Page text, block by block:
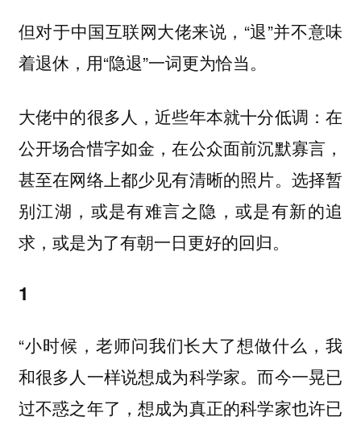
但对于中国互联网大佬来说，“退”并不意味
着退休，用“隐退”一词更为恰当。
大佬中的很多人，近些年本就十分低调：在
公开场合惜字如金，在公众面前沉默寡言，
甚至在网络上都少见有清晰的照片。选择暂
别江湖，或是有难言之隐，或是有新的追
求，或是为了有朝一日更好的回归。
1
“小时候，老师问我们长大了想做什么，我
和很多人一样说想成为科学家。而今一晃已
过不惑之年了，想成为真正的科学家也许已